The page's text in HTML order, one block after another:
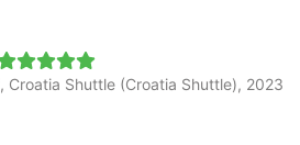
Croatia Shuttle (Croatia Shuttle), 2023